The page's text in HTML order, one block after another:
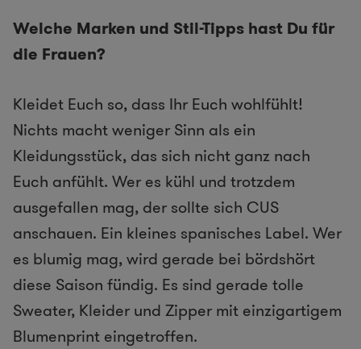
Welche Marken­ und Stil­-Tipps hast Du für
die Frauen?
Kleidet Euch so, dass Ihr Euch wohlfühlt!
Nichts macht weniger Sinn als ein
Kleidungsstück, das sich nicht ganz nach
Euch anfühlt. Wer es kühl und trotzdem
ausgefallen mag, der sollte sich ​CUS
anschauen. Ein kleines spanisches Label. Wer
es blumig mag, wird gerade bei bördshört
diese Saison fündig. Es sind gerade tolle
Sweater, Kleider und Zipper mit einzigartigem
Blumenprint eingetroffen.